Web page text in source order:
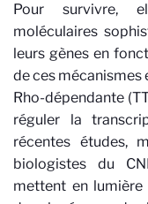
Pour survivre,
moléculaires
leurs gènes en
de ces
Rho-dépendante
réguler la
récentes études,
biologistes du
mettent en